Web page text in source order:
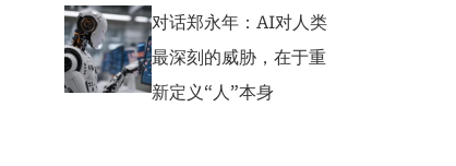
对话郑永年：AI对人类
最深刻的威胁，在于重
新定义“人”本身